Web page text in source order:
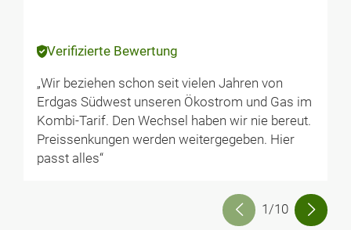
„Wir beziehen schon seit vielen Jahren von
Erdgas Südwest unseren Ökostrom und Gas im
Kombi-Tarif. Den Wechsel haben wir nie bereut.
Preissenkungen werden weitergegeben. Hier
passt alles“
Verifizierte Bewertung
1/10